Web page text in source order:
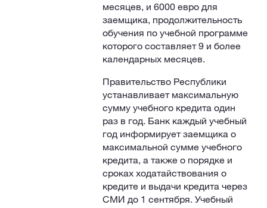
месяцев, и 6000 евро для
заемщика, продолжительность
обучения по учебной программе
которого составляет 9 и более
календарных месяцев.
Правительство Республики
устанавливает максимальную
сумму учебного кредита один
раз в год. Банк каждый учебный
год информирует заемщика о
максимальной сумме учебного
кредита, а также о порядке и
сроках ходатайствования о
кредите и выдачи кредита через
СМИ до 1 сентября. Учебный